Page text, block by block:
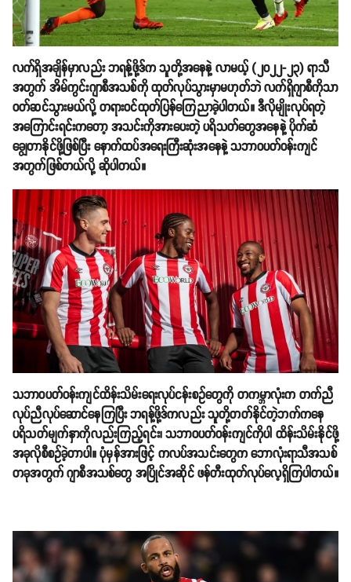
လက်ရှိအချိန်မှာလည်း ဘရန့်ဖို့ဒ်က သူတို့အနေနဲ့ လာမယ့် (၂၀၂၂-၂၃) ရာသီ
အတွက် အိမ်ကွင်းဂျာစီအသစ်ကို ထုတ်လုပ်သွားမှာမဟုတ်ဘဲ လက်ရှိဂျာစီကိုသာ
ဝတ်ဆင်သွားမယ်လို့ တရားဝင်ထုတ်ပြန်ကြေညာခဲ့ပါတယ်။ ဒီလိုမျိုးလုပ်ရတဲ့
အကြောင်းရင်းကတော့ အသင်းကိုအားပေးတဲ့ ပရိသတ်တွေအနေနဲ့ ပိုက်ဆံ
ချွေတာနိုင်ဖို့ဖြစ်ပြီး နောက်ထပ်အရေးကြီးဆုံးအနေနဲ့ သဘာဝပတ်ဝန်းကျင်
အတွက်ဖြစ်တယ်လို့ ဆိုပါတယ်။
သဘာဝပတ်ဝန်းကျင်ထိန်းသိမ်းရေးလုပ်ငန်းစဥ်တွေကို တကမ္ဘာလုံးက တက်ညီ
လုပ်ညီလုပ်ဆောင်နေကြပြီး ဘရန့်ဖို့ဒ်ကလည်း သူတို့တတ်နိုင်တဲ့ဘက်ကနေ
ပရိသတ်မျက်နှာကိုလည်းကြည့်ရင်း၊ သဘာဝပတ်ဝန်းကျင်ကိုပါ ထိန်းသိမ်းနိုင်ဖို့
အခုလိုစီစဥ်ခဲ့တာပါ။ ပုံမှန်အားဖြင့် ကလပ်အသင်းတွေက ဘောလုံးရာသီအသစ်
တခုအတွက် ဂျာစီအသစ်တွေ အပြိုင်အဆိုင် ဖန်တီးထုတ်လုပ်လေ့ရှိကြပါတယ်။